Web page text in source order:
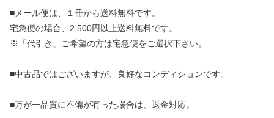
■メール便は、１冊から送料無料です。
宅急便の場合、2,500円以上送料無料です。
※「代引き」ご希望の方は宅急便をご選択下さい。
■中古品ではございますが、良好なコンディションです。
■万が一品質に不備が有った場合は、返金対応。